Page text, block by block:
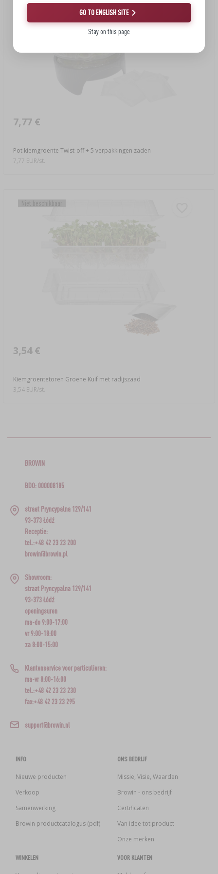
Pot kiemgroente Twist-off + 5 verpakkingen zaden
7,77 €
7,77 EUR/st.
Kiemgroentetoren Groene Kuif met radijszaad
3,54 €
3,54 EUR/st.
GO TO ENGLISH SITE
Stay on this page
BROWIN
BDO: 000008185
straat Pryncypalna 129/141
93-373 Łódź
Receptie:
tel.:+48 42 23 23 200
browin@browin.pl
Showroom:
straat Pryncypalna 129/141
93-373 Łódź
openingsuren
ma-do 9:00-17:00
vr 9:00-18:00
za 8:00-15:00
Klantenservice voor particulieren:
ma-vr 8:00-16:00
tel.:+48 42 23 23 230
fax:+48 42 23 23 295
support@browin.nl
INFO
Nieuwe producten
Verkoop
Samenwerking
Browin productcatalogus (pdf)
ONS BEDRIJF
Missie, Visie, Waarden
Browin - ons bedrijf
Certificaten
Van idee tot product
Onze merken
WINKELEN VOOR KLANTEN